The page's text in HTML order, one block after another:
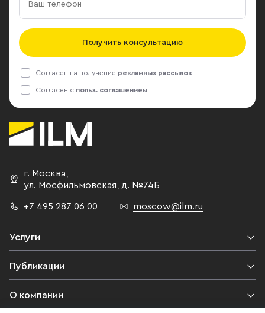
Получить консультацию
Согласен на получение рекламных рассылок
Согласен с польз. соглашением
г. Москва
ул. Мосфильмовская,
д. №74Б
+7 495 287 06 00 moscow@ilm.ru
Услуги
Публикации
О компании